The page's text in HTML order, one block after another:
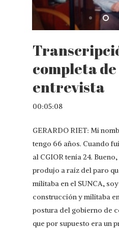
completa
entrevista
00:05:08
GERARDO RIET: Mi
tengo 66 años. Cuando
al CGIOR tenía 24.
produjo a raíz del paro
militaba en el SUNCA,
construcción y militaba
postura del gobierno de
que por supuesto era un